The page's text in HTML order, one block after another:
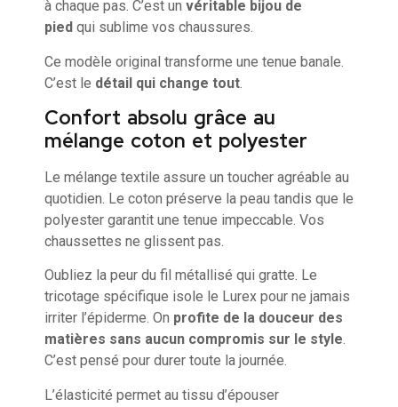
à chaque pas. C’est un véritable bijou de
pied qui sublime vos chaussures.
Ce modèle original transforme une tenue banale.
C’est le détail qui change tout
Confort absolu grâce au
mélange coton et polyester
Le mélange textile assure un toucher agréable au
quotidien. Le coton préserve la peau tandis que le
polyester garantit une tenue impeccable. Vos
chaussettes ne glissent pas.
Oubliez la peur du fil métallisé qui gratte. Le
tricotage spécifique isole le Lurex pour ne jamais
irriter l’épiderme. On profite de la douceur des
matières sans aucun compromis sur le style.
C’est pensé pour durer toute la journée.
L’élasticité permet au tissu d’épouser